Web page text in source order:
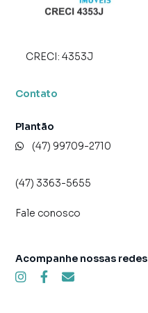
CRECI: 4353J
Contato
Plantão
(47) 99709-2710
(47) 3363-5655
Fale conosco
Acompanhe nossas redes